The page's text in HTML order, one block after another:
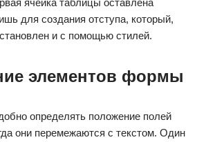
для создания отступа, который,
и с помощью стилей.
элементов формы
определять положение полей
они перемежаются с текстом. Один